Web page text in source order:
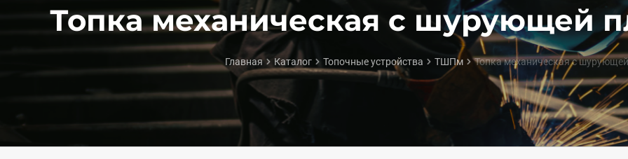
Топка механическая с шурующей
Главная Каталог Топочные устройства ТШПм Топка механическая с